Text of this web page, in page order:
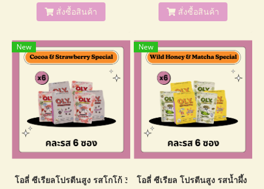
สั่งซื้อสินค้า
โปรตีนเพื่อให้คุณไปต่อได้ตลอด
ทั้งวัน จะทานระหว่างมื้ออาหาร
หรือ เป็นของว่างได้ทุกเวลา
(บรรจุภัณฑ์มีซิปล็อคเปิด-ปิดได้
สะดวก)
สั่งซื้อสินค้า
New
โอลี่ ซีเรียลโปรตีนสูง รสโกโก้ 35g & สตรอเบอร์รี่ 45g (เซ็ต 6 ถุง)
New
โอลี่ ซีเรียล โปรตีนสูง รสน้ำผึ้ง